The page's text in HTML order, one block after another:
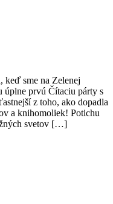
keď sme na Zelenej
úplne prvú Čítaciu párty s
z toho, ako dopadla
a knihomoliek! Potichu
svetov […]